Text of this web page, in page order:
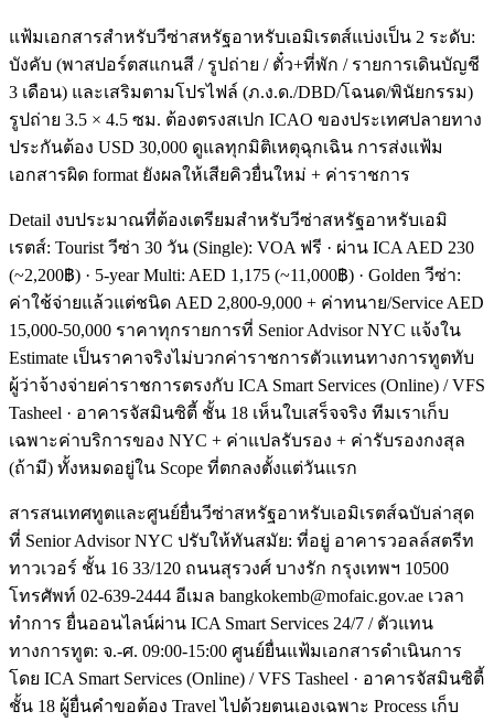
แฟ้มเอกสารสำหรับวีซ่าสหรัฐอาหรับเอมิเรตส์แบ่งเป็น 2 ระดับ:
บังคับ (พาสปอร์ตสแกนสี / รูปถ่าย / ตั๋ว+ที่พัก / รายการเดินบัญชี
3 เดือน) และเสริมตามโปรไฟล์ (ภ.ง.ด./DBD/โฉนด/พินัยกรรม)
รูปถ่าย 3.5 × 4.5 ซม. ต้องตรงสเปก ICAO ของประเทศปลายทาง
ประกันต้อง USD 30,000 ดูแลทุกมิติเหตุฉุกเฉิน การส่งแฟ้ม
เอกสารผิด format ยังผลให้เสียคิวยื่นใหม่ + ค่าราชการ
Detail งบประมาณที่ต้องเตรียมสำหรับวีซ่าสหรัฐอาหรับเอมิ
เรตส์: Tourist วีซ่า 30 วัน (Single): VOA ฟรี · ผ่าน ICA AED 230
(~2,200฿) · 5-year Multi: AED 1,175 (~11,000฿) · Golden วีซ่า:
ค่าใช้จ่ายแล้วแต่ชนิด AED 2,800-9,000 + ค่าทนาย/Service AED
15,000-50,000 ราคาทุกรายการที่ Senior Advisor NYC แจ้งใน
Estimate เป็นราคาจริงไม่บวกค่าราชการตัวแทนทางการทูตทับ
ผู้ว่าจ้างจ่ายค่าราชการตรงกับ ICA Smart Services (Online) / VFS
Tasheel · อาคารจัสมินซิตี้ ชั้น 18 เห็นใบเสร็จจริง ทีมเราเก็บ
เฉพาะค่าบริการของ NYC + ค่าแปลรับรอง + ค่ารับรองกงสุล
(ถ้ามี) ทั้งหมดอยู่ใน Scope ที่ตกลงตั้งแต่วันแรก
สารสนเทศทูตและศูนย์ยื่นวีซ่าสหรัฐอาหรับเอมิเรตส์ฉบับล่าสุด
ที่ Senior Advisor NYC ปรับให้ทันสมัย: ที่อยู่ อาคารวอลล์สตรีท
ทาวเวอร์ ชั้น 16 33/120 ถนนสุรวงศ์ บางรัก กรุงเทพฯ 10500
โทรศัพท์ 02-639-2444 อีเมล bangkokemb@mofaic.gov.ae เวลา
ทำการ ยื่นออนไลน์ผ่าน ICA Smart Services 24/7 / ตัวแทน
ทางการทูต: จ.-ศ. 09:00-15:00 ศูนย์ยื่นแฟ้มเอกสารดำเนินการ
โดย ICA Smart Services (Online) / VFS Tasheel · อาคารจัสมินซิตี้
ชั้น 18 ผู้ยื่นคำขอต้อง Travel ไปด้วยตนเองเฉพาะ Process เก็บ